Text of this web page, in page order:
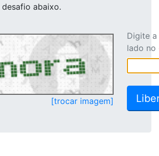
abaixo.
[trocar imagem]
Digite
lado no